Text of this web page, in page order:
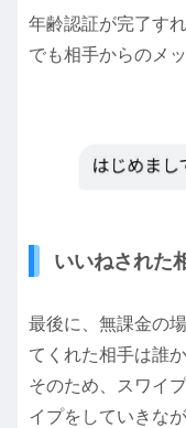
年齢認証が完了す
でも相手からのメ
いいねされた
最後に、無課金の
てくれた相手は誰
そのため、スワイ
イプをしていきな